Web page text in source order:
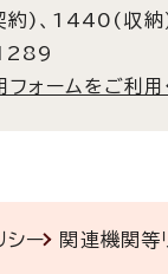
約)、1440(収納
ォームをご利用
シー 関連機関等